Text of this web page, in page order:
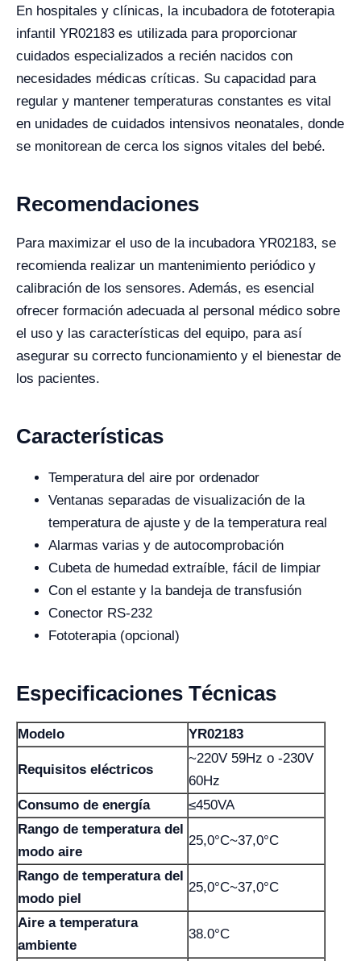
En hospitales y clínicas, la incubadora de fototerapia
infantil YR02183 es utilizada para proporcionar
cuidados especializados a recién nacidos con
necesidades médicas críticas. Su capacidad para
regular y mantener temperaturas constantes es vital
en unidades de cuidados intensivos neonatales, donde
se monitorean de cerca los signos vitales del bebé.
Recomendaciones
Para maximizar el uso de la incubadora YR02183, se
recomienda realizar un mantenimiento periódico y
calibración de los sensores. Además, es esencial
ofrecer formación adecuada al personal médico sobre
el uso y las características del equipo, para así
asegurar su correcto funcionamiento y el bienestar de
los pacientes.
Características
Temperatura del aire por ordenador
Ventanas separadas de visualización de la
temperatura de ajuste y de la temperatura real
Alarmas varias y de autocomprobación
Cubeta de humedad extraíble, fácil de limpiar
Con el estante y la bandeja de transfusión
Conector RS-232
Fototerapia (opcional)
Especificaciones Técnicas
Modelo YR02183
Requisitos eléctricos
~220V 59Hz o -230V
60Hz
Consumo de energía
≤450VA
Rango de temperatura del
modo aire
25,0°C~37,0°C
Rango de temperatura del
modo piel
25,0°C~37,0°C
Aire a temperatura
ambiente
38.0°C